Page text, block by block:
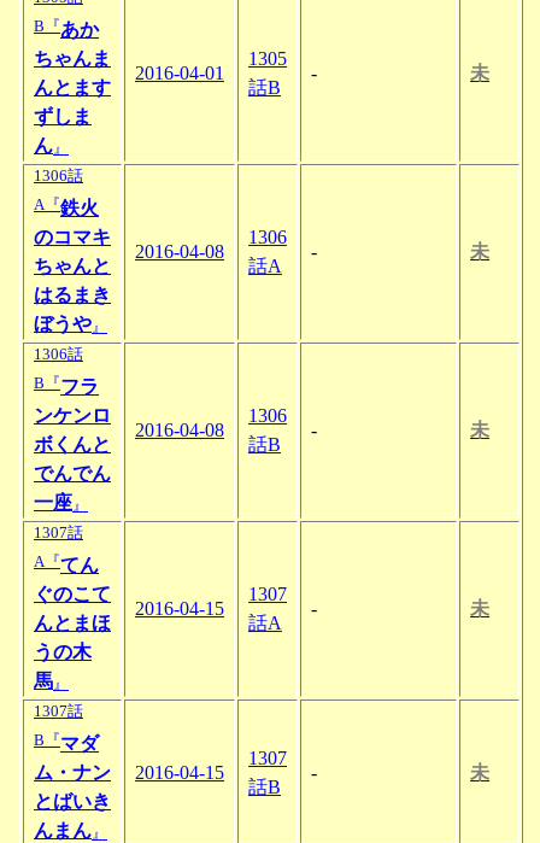
B『あか
ちゃんま
んとます
ずしま
ん 』
2016-04-01
1305
話B
- 未
1306話
A『鉄火
のコマキ
ちゃんと
はるまき
ぼうや 』
2016-04-08
1306
話A
- 未
1306話
B『フラ
ンケンロ
ボくんと
でんでん
一座 』
2016-04-08
1306
話B
- 未
1307話
A『てん
ぐのこて
んとまほ
うの木
馬 』
2016-04-15
1307
話A
- 未
1307話
B『マダ
ム・ナン
とばいき
んまん 』
2016-04-15
1307
話B
- 未